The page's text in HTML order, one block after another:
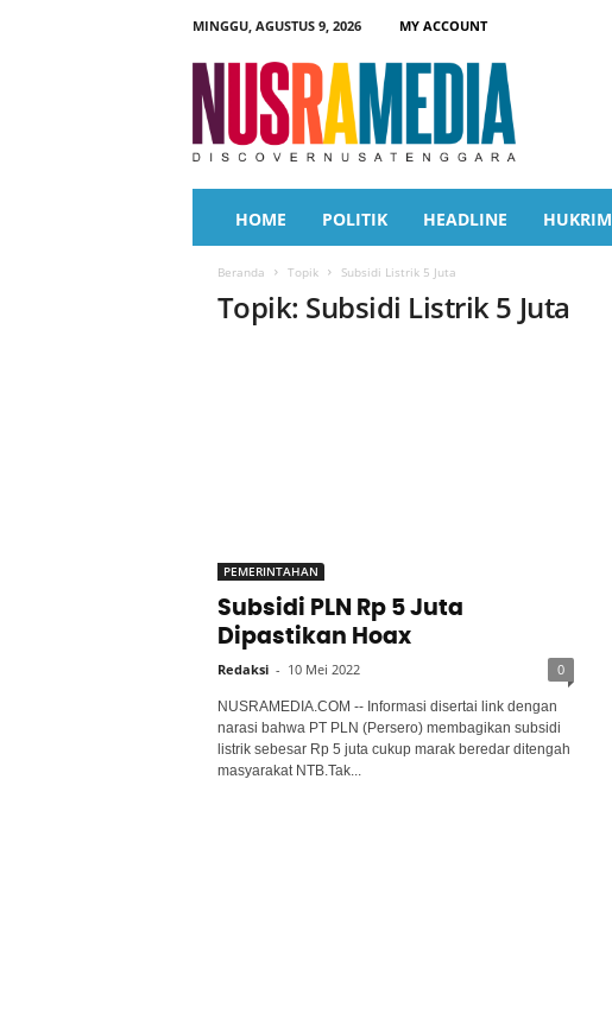
MINGGU, AGUSTUS 9, 2026
MY ACCOUNT
a
HOME POLITIK HEADLINE HUKRIM
Beranda Topik Subsidi Listrik 5 Juta
Topik: Subsidi Listrik 5 Juta
PEMERINTAHAN
Subsidi PLN Rp 5 Juta
Dipastikan Hoax
Redaksi - 10 Mei 2022 0
NUSRAMEDIA.COM -- Informasi disertai link dengan
narasi bahwa PT PLN (Persero) membagikan subsidi
listrik sebesar Rp 5 juta cukup marak beredar ditengah
masyarakat NTB.Tak...